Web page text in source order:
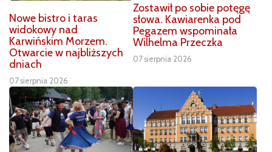
Nowe bistro i taras
widokowy nad
Karwińskim Morzem.
Otwarcie w najbliższych
dniach
07 sierpnia 2026
Zostawił po sobie potęgę
słowa. Kawiarenka pod
Pegazem wspominała
Wilhelma Przeczka
07 sierpnia 2026